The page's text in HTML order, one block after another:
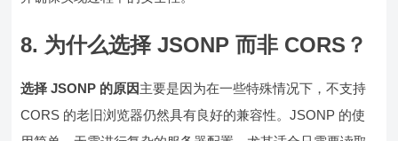
8. 为什么选择 JSONP 而非 CORS？
选择 JSONP 的原因主要是因为在一些特殊情况下，不支持
CORS 的老旧浏览器仍然具有良好的兼容性。JSONP 的使